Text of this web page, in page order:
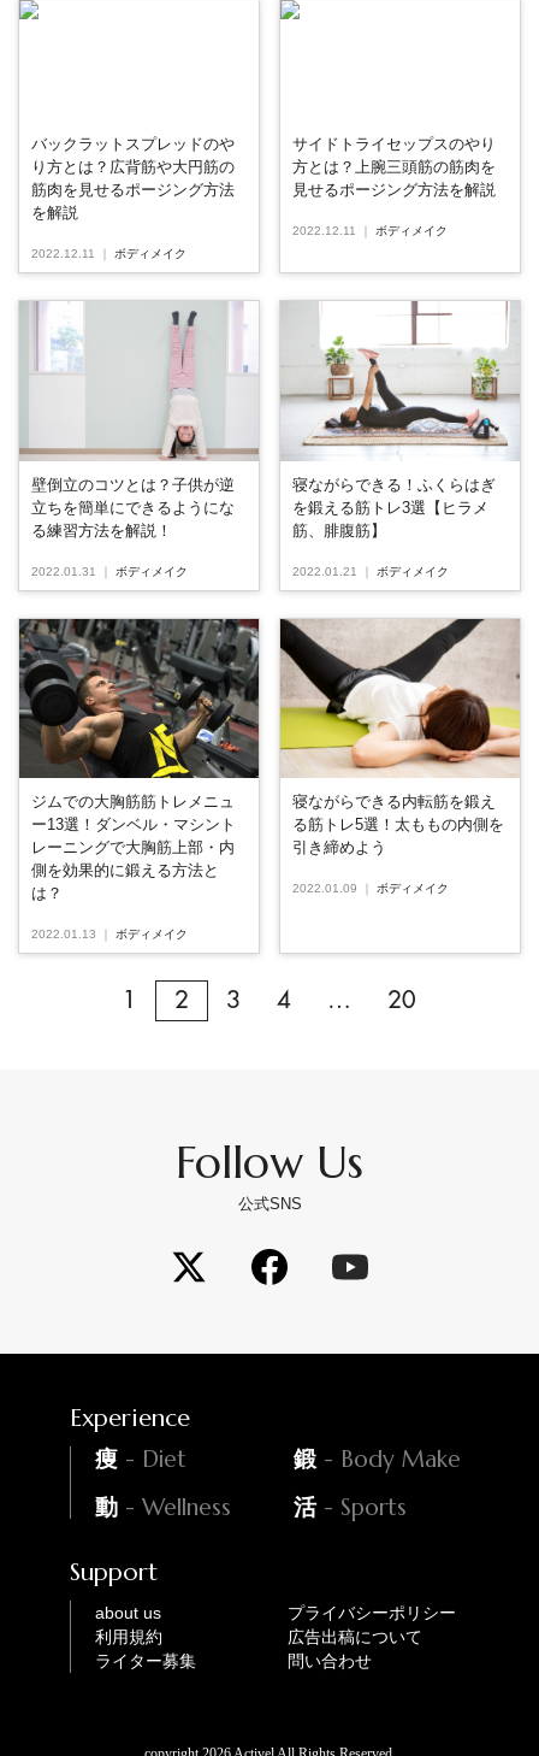
バックラットスプレッドのや
り方とは？広背筋や大円筋の
筋肉を見せるポージング方法
を解説
2022.12.11 ボディメイク
サイドトライセップスのやり
方とは？上腕三頭筋の筋肉を
見せるポージング方法を解説
2022.12.11 ボディメイク
壁倒立のコツとは？子供が逆
立ちを簡単にできるようにな
る練習方法を解説！
2022.01.31 ボディメイク
寝ながらできる！ふくらはぎ
を鍛える筋トレ3選【ヒラメ
筋、腓腹筋】
2022.01.21 ボディメイク
ジムでの大胸筋筋トレメニュ
ー13選！ダンベル・マシント
レーニングで大胸筋上部・内
側を効果的に鍛える方法と
は？
2022.01.13 ボディメイク
寝ながらできる内転筋を鍛え
る筋トレ5選！太ももの内側を
引き締めよう
2022.01.09 ボディメイク
1 2 3 4 … 20
Follow Us
公式SNS
Experience
痩 - Diet 鍛 - Body Make
動 - Wellness 活- Sports
Support
about us
プライバシーポリシー
利用規約
広告出稿について
ライター募集
問い合わせ